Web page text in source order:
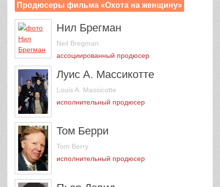
Продюсеры фильма «Охота на женщину»
Нил Брегман
Neil Bregman
ассоциированный продюсер
Луис А. Массикотте
Louis A. Massicotte
исполнительный продюсер
Том Берри
Tom Berry
исполнительный продюсер